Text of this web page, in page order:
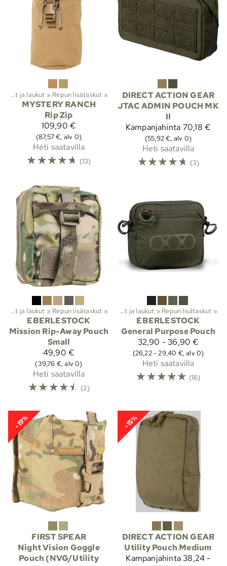
Reput ja laukut ‪» Repun lisätaskut ‪»
MYSTERY RANCH
Rip Zip
109,90 €
(87,57 €, alv 0)
Heti saatavilla
☆☆☆☆☆ (13)
DIRECT ACTION GEAR
JTAC ADMIN POUCH MK
II
Kampanjahinta 70,18 €
(55,92 €, alv 0)
Heti saatavilla
☆☆☆☆☆ (3)
Reput ja laukut ‪» Repun lisätaskut ‪»
EBERLESTOCK
Mission Rip-Away Pouch
Small
49,90 €
(39,76 €, alv 0)
Heti saatavilla
☆☆☆☆☆ (2)
Lajit ‪»Vaellus ‪» Reput ja laukut ‪» Repun lisätaskut ‪»
EBERLESTOCK
General Purpose Pouch
32,90 - 36,90 €
(26,22 - 29,40 €, alv 0)
Heti saatavilla
☆☆☆☆☆ (16)
-19%
FIRST SPEAR
Night Vision Goggle
Pouch (NVG/Utility
-15%
DIRECT ACTION GEAR
Utility Pouch Medium
Kampanjahinta38,24 -